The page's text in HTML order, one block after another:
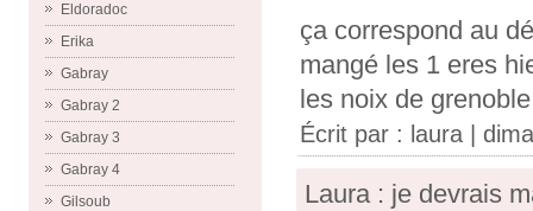
Eldoradoc
Erika
Gabray
Gabray 2
Gabray 3
Gabray 4
Gilsoub
ça correspond au
mangé les 1 eres
les noix de
Écrit par : laura |
Laura : je devrais